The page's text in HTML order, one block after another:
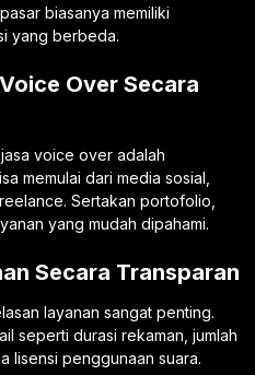
biasanya memiliki
yang berbeda.
Over Secara
voice over adalah
memulai dari media sosial,
Sertakan portofolio,
yang mudah dipahami.
Secara Transparan
layanan sangat penting.
seperti durasi rekaman, jumlah
lisensi penggunaan suara.